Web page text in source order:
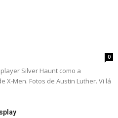
0
Silver Haunt como a
X-Men. Fotos de Austin Luther. Vi lá